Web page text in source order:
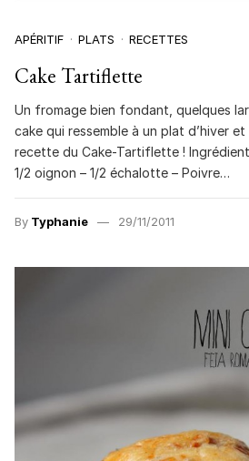
APÉRITIF PLATS RECETTES
Cake Tartiflette
Un fromage bien fondant, quelques
cake qui ressemble à un plat d’hiver
recette du Cake-Tartiflette !
1/2 oignon – 1/2 échalotte – Poivre…
By Typhanie 29/11/2011